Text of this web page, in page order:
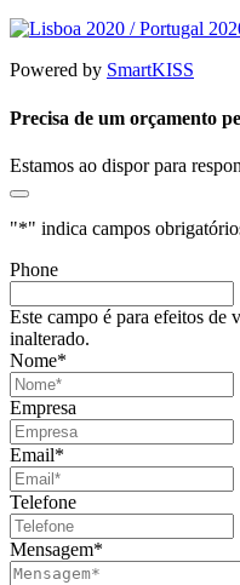
Powered by SmartKISS
Precisa de um orçamento
Estamos ao dispor para
"*" indica campos
Phone
Este campo é para efeitos de
inalterado.
Nome*
Empresa
Email*
Telefone
Mensagem*